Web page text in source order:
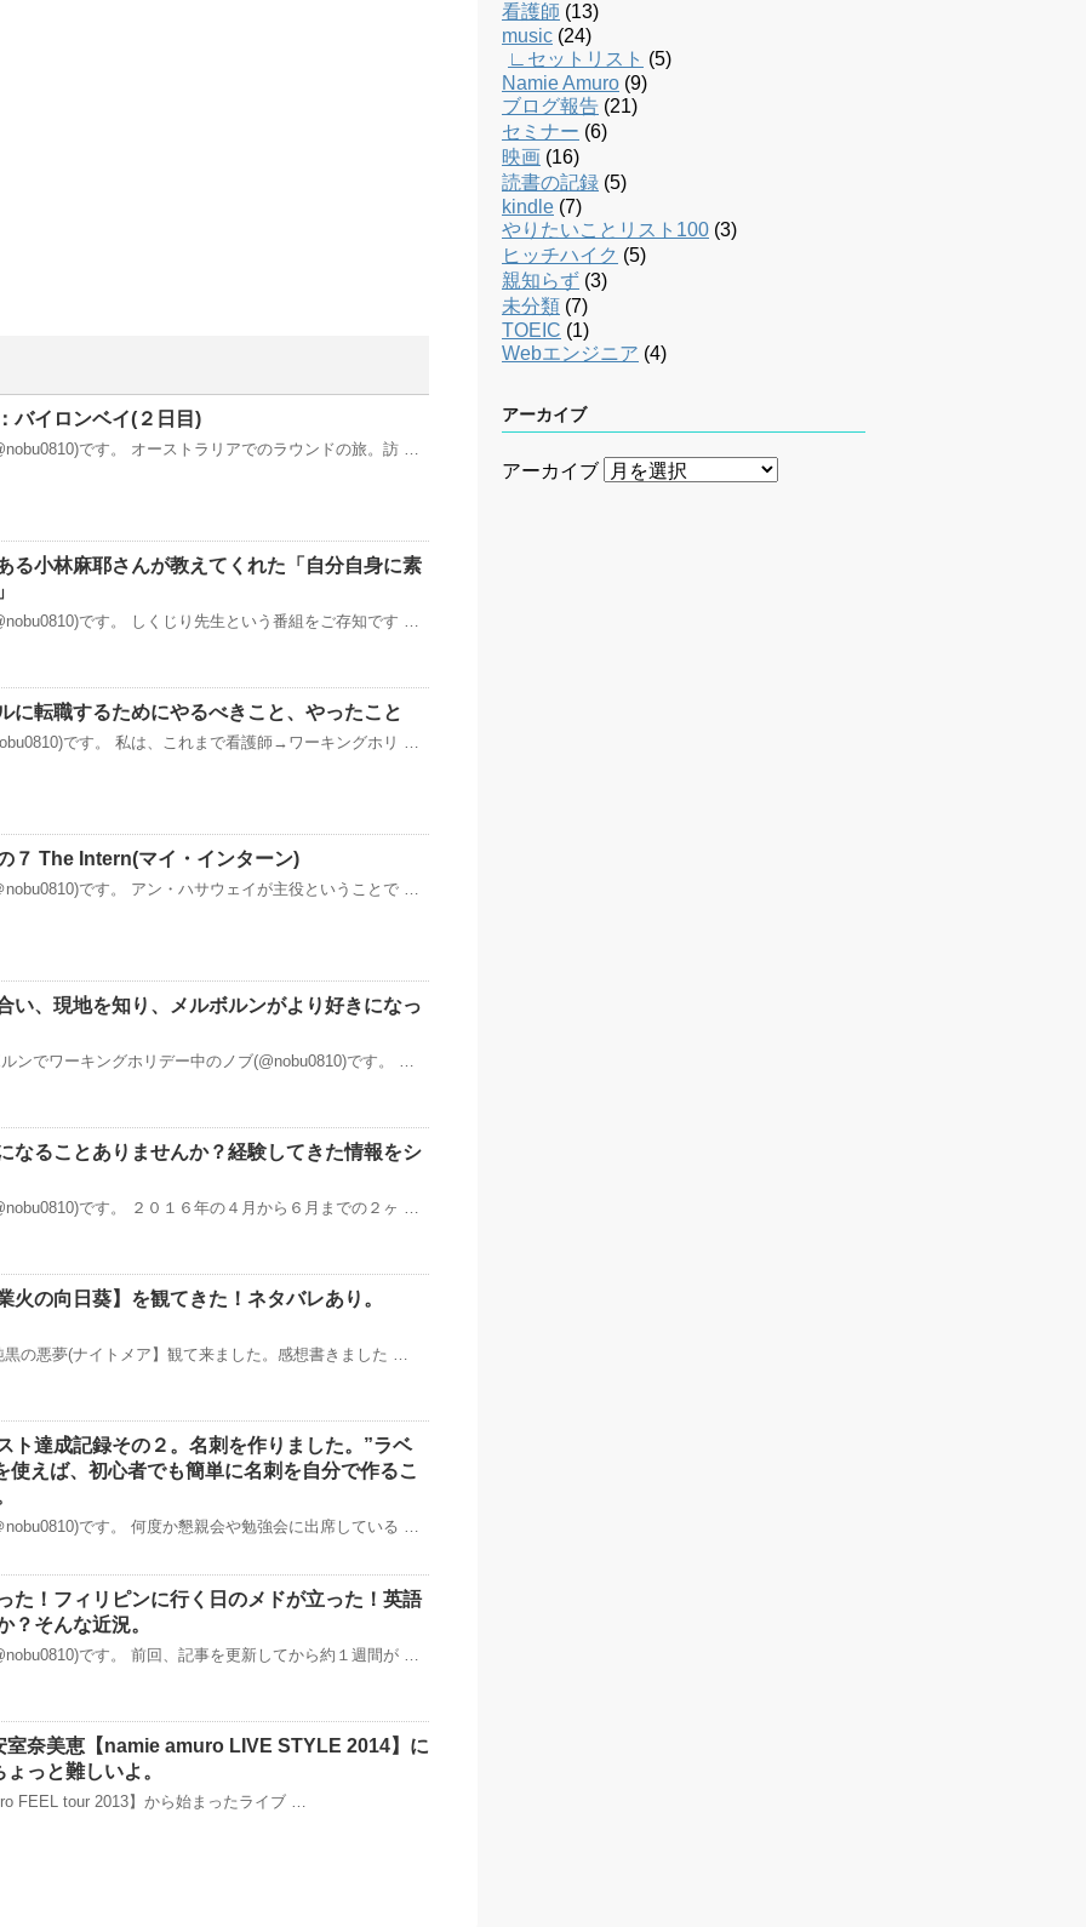
バイロンベイ(２日目)
です。 オーストラリアでのラウンドの旅。訪 …
る小林麻耶さんが教えてくれた「自分自身に素
です。 しくじり先生という番組をご存知です …
に転職するためにやるべきこと、やったこと
です。 私は、これまで看護師→ワーキングホリ …
７ The Intern(マイ・インターン)
nobu0810)です。 アン・ハサウェイが主役ということで …
い、現地を知り、メルボルンがより好きになっ
ンでワーキングホリデー中のノブ(@nobu0810)です。 …
なることありませんか？経験してきた情報をシ
です。 ２０１６年の４月から６月までの２ヶ …
火の向日葵】を観てきた！ネタバレあり。
黒の悪夢(ナイトメア】観て来ました。感想書きました …
ト達成記録その２。名刺を作りました。”ラベ
使えば、初心者でも簡単に名刺を自分で作るこ
nobu0810)です。 何度か懇親会や勉強会に出席している …
た！フィリピンに行く日のメドが立った！英語
？そんな近況。
です。 前回、記事を更新してから約１週間が …
室奈美恵【namie amuro LIVE STYLE 2014】に
っと難しいよ。
FEEL tour 2013】から始まったライブ …
看護師 (13)
music (24)
∟セットリスト (5)
Namie Amuro (9)
ブログ報告 (21)
セミナー (6)
映画 (16)
読書の記録 (5)
kindle (7)
やりたいことリスト100 (3)
ヒッチハイク (5)
親知らず (3)
未分類 (7)
TOEIC (1)
Webエンジニア (4)
アーカイブ
アーカイブ